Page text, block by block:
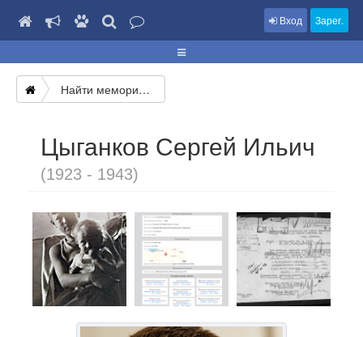
Вход Зарег.
Найти мемориал
Цыганков Сергей Ильич
(1923 - 1943)